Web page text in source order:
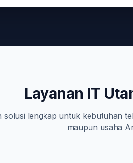
Layanan IT
solusi lengkap untuk kebutuhan
maupun usaha